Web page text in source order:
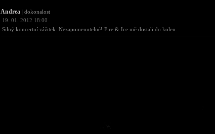
Andrea
dokonalost
19. 01. 2012 18:00
Silný koncertní zážitek. Nezapomenutelné! Fire & Ice mě dostali do kolen.